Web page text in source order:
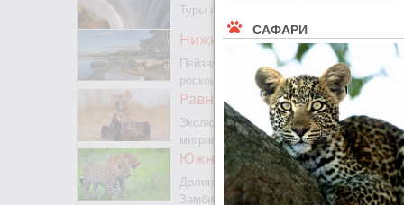
Туры на водопад Виктория
Нижняя Замбези
Пейзажное сафари, каноэ,
роскошная рыбалка
Равнины Люва
Экслюзивный парк с сезонной
миграцией животных и птиц
Южная Луангва
Долина Лепардов, главный парк
Замбии
САФАРИ